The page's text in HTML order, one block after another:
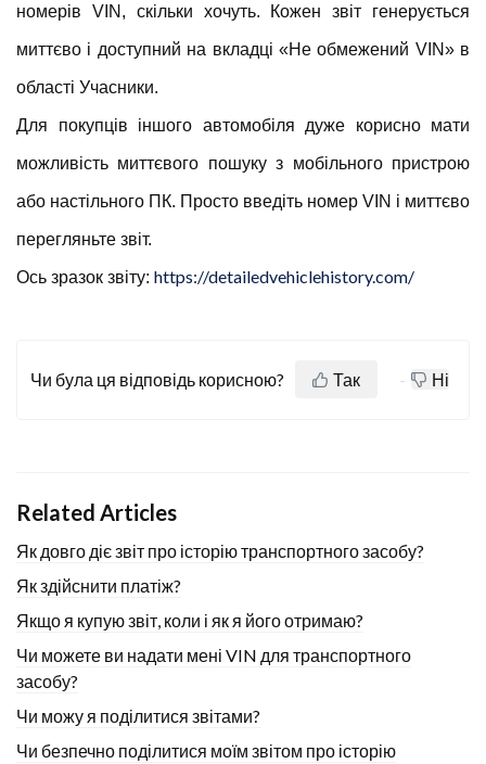
номерів VIN, скільки хочуть. Кожен звіт генерується
миттєво і доступний на вкладці «Не обмежений VIN» в
області Учасники.
Для покупців іншого автомобіля дуже корисно мати
можливість миттєвого пошуку з мобільного пристрою
або настільного ПК. Просто введіть номер VIN і миттєво
перегляньте звіт.
Ось зразок звіту: https://detailedvehiclehistory.com/
Чи була ця відповідь корисною? Так Ні
Related Articles
Як довго діє звіт про історію транспортного засобу?
Як здійснити платіж?
Якщо я купую звіт, коли і як я його отримаю?
Чи можете ви надати мені VIN для транспортного
засобу?
Чи можу я поділитися звітами?
Чи безпечно поділитися моїм звітом про історію